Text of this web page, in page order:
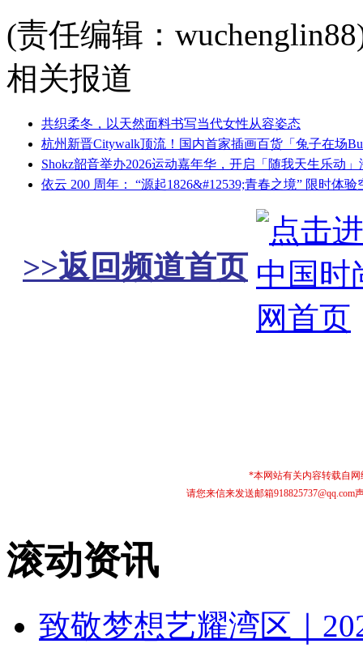
(责任编辑：
相关报道
共织柔冬，以天然面料书写当代女性从容姿态
杭州新晋Citywalk顶流！国内首家插画百货「兔子在场
Shokz韶音举办2026运动嘉年华，开启「随我天生乐动
依云 200 周年： “源起1826&#12539;青春之境” 限时体验
>>返回频道首页
*本网站有关内容转载自
请您来信来发送邮箱
滚动资讯
致敬梦想艺耀湾区｜